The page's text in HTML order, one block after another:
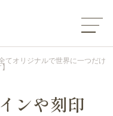
てオリジナルで世界に一つだけ
ンや刻印